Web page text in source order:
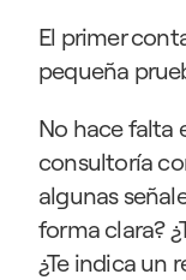
El primer
pequeña
No hace falta
consultoría
algunas
forma clara?
¿Te indica un